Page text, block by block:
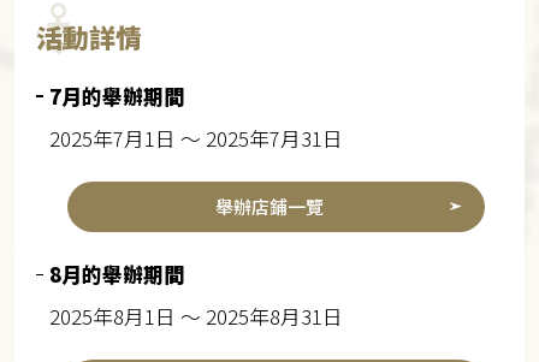
活動詳情
7月的舉辦期間
2025年7月1日 ～ 2025年7月31日
舉辦店鋪一覽
8月的舉辦期間
2025年8月1日 ～ 2025年8月31日